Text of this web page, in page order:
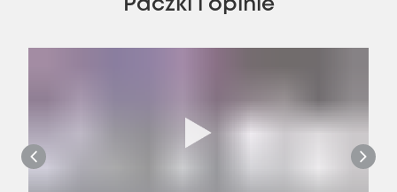
Paczki i opinie